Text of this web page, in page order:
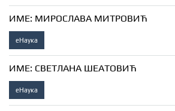
ИМЕ: МИРОСЛАВА МИТРОВИЋ
еНаука
ИМЕ: СВЕТЛАНА ШЕАТОВИЋ
еНаука